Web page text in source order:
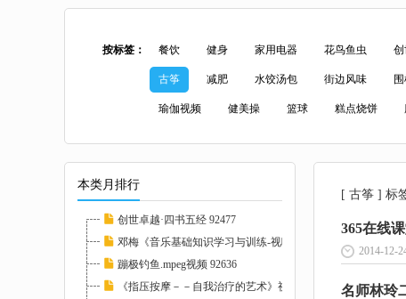
按标签： 餐饮 健身 家用电器 花鸟鱼虫 创
古筝 减肥 水饺汤包 街边风味
瑜伽视频 健美操 篮球 糕点烧饼
本类月排行
创世卓越·四书五经 92477
邓梅《音乐基础知识学习与训练-视唱练耳》2CD...
蹦极钓鱼.mpeg视频 92636
《指压按摩－－自我治疗的艺术》视频教学 103...
[ 古筝 ] 标
365在线
2014-12-
名师林玲